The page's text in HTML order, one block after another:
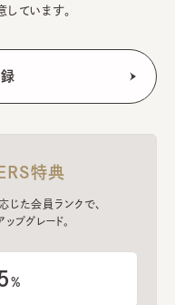
ています。
特典
た会員ランクで、
プグレード。
%